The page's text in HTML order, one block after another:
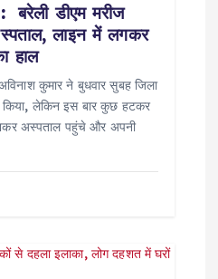
डीएम मरीज
लाइन में लगकर
हाल
कुमार ने बुधवार सुबह जिला
लेकिन इस बार कुछ हटकर
अस्पताल पहुंचे और अपनी